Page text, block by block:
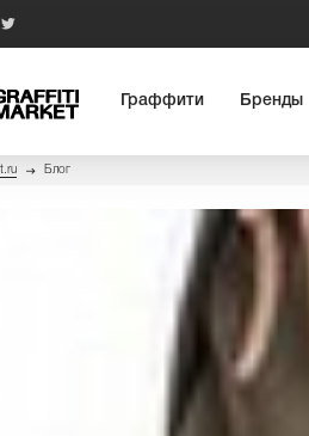
Граффити Бренды
Блог